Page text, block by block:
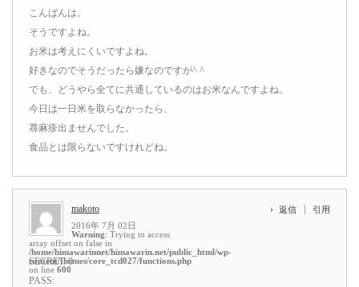
こんばんは。
そうですよね。
お米は考えにくいですよね。
好きなのでそうだったら嫌なのですが^ ^
でも、どうやら全てに共通しているのはお米なんですよね。
今日は一日米を取らなかったら、
蕁麻疹出ませんでした。
食品とは限らないですけれどね。
makoto
2016年 7月 02日
Warning: Trying to access
array offset on false in
/home/himawarinnet/himawarin.net/public_html/wp-
content/themes/core_tcd027/functions.php
on line 600
返信 引用
SECRET: 0
PASS: